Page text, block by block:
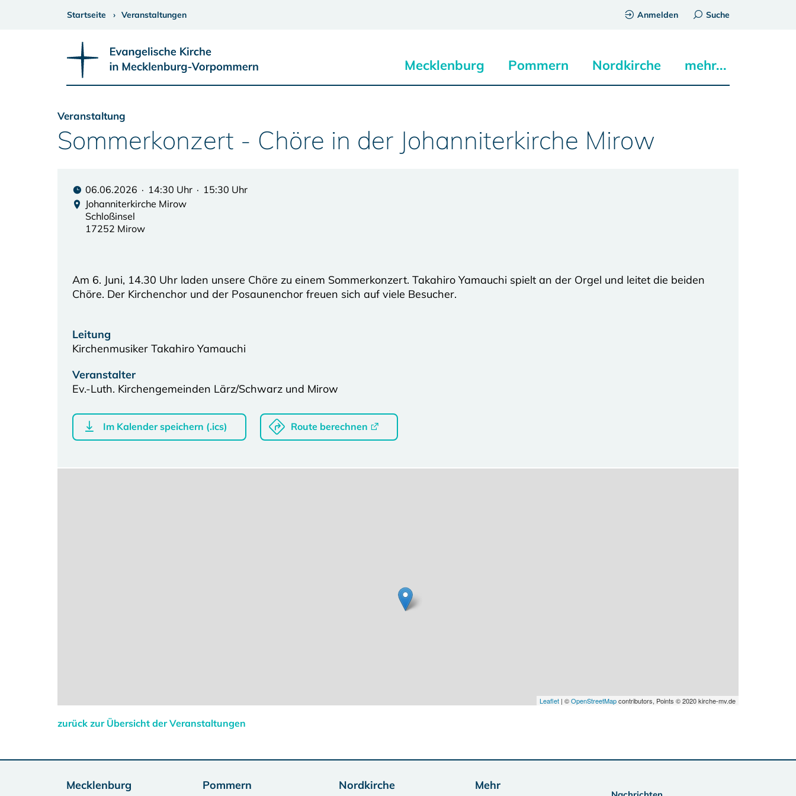
Startseite Veranstaltungen Anmelden Suche
Mecklenburg Pommern Nordkirche mehr...
Veranstaltung
Sommerkonzert - Chöre in der Johanniterkirche Mirow
06.06.2026 · 14:30 Uhr · 15:30 Uhr
Johanniterkirche Mirow
Schloßinsel
17252 Mirow
Am 6. Juni, 14.30 Uhr laden unsere Chöre zu einem Sommerkonzert. Takahiro Yamauchi spielt an der Orgel und leitet die beiden
Chöre. Der Kirchenchor und der Posaunenchor freuen sich auf viele Besucher.
Leitung
Kirchenmusiker Takahiro Yamauchi
Veranstalter
Ev.-Luth. Kirchengemeinden Lärz/Schwarz und Mirow
Im Kalender speichern (.ics) Route berechnen
Leaflet | ©OpenStreetMapcontributors, Points © 2020 kirche-mv.de
zurück zur Übersicht der Veranstaltungen
Mecklenburg Pommern Nordkirche Mehr